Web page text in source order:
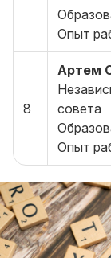
Опыт
8
Артем
совета
Опыт